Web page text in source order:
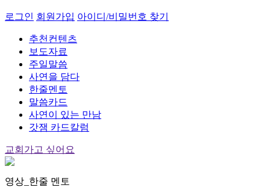
로그인 회원가입 아이디/비밀번호 찾기
추천컨텐츠
보도자료
주일말씀
사연을 담다
한줄멘토
말씀카드
사연이 있는 만남
갓잼 카드칼럼
교회가고 싶어요
영상_한줄 멘토